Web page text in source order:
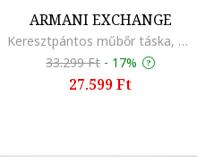
ARMANI EXCHANGE
Keresztpántos műbőr táska, Piros
33.299 Ft - 17%
27.599 Ft